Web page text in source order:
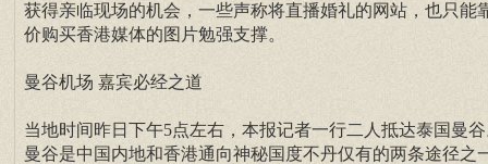
获得亲临现场的机会，一些声称将直播婚礼的网站，也只能
价购买香港媒体的图片勉强支撑。
曼谷机场 嘉宾必经之道
当地时间昨日下午5点左右，本报记者一行二人抵达泰国曼
曼谷是中国内地和香港通向神秘国度不丹仅有的两条途径之